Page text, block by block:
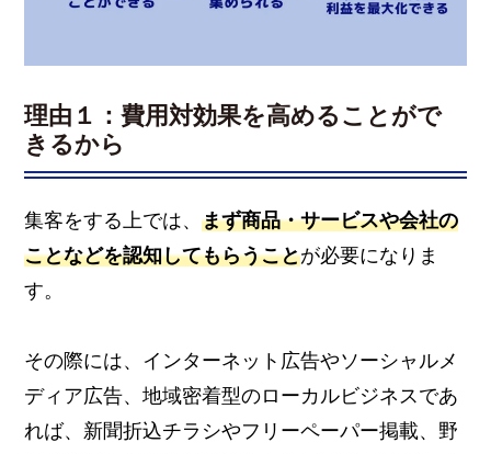
理由１：費用対効果を高めることがで
きるから
集客をする上では、まず商品・サービスや会社の
ことなどを認知してもらうことが必要になりま
す。
その際には、インターネット広告やソーシャルメ
ディア広告、地域密着型のローカルビジネスであ
れば、新聞折込チラシやフリーペーパー掲載、野